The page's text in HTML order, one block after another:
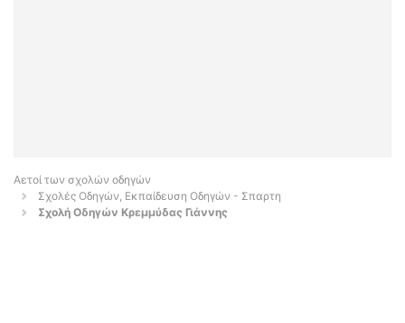
Αετοί των σχολών οδηγών
Σχολές Οδηγών, Εκπαίδευση Οδηγών - Σπαρτη
Σχολή Οδηγών Κρεμμύδας Γιάννης